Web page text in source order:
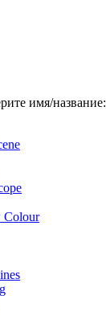
имя/название:
Colour